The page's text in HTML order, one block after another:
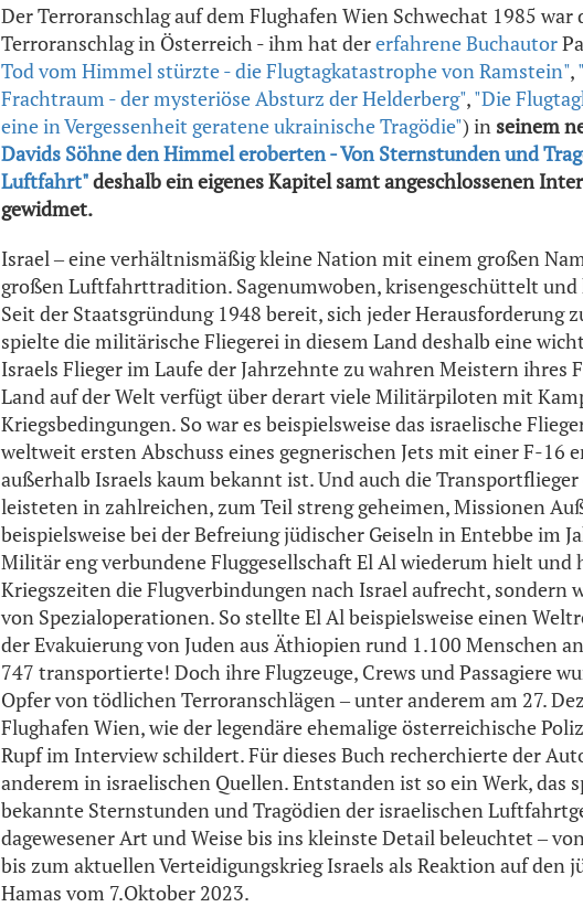
Der Terroranschlag auf dem Flughafen Wien Schwechat 1985 war
Terroranschlag in Österreich - ihm hat dererfahrene Buchautor
Tod vom Himmel stürzte - die Flugtagkatastrophe von Ramstein",
Frachtraum - der mysteriöse Absturz der Helderberg","Die
eine in Vergessenheit geratene ukrainische Tragödie") in seinem
Davids Söhne den Himmel eroberten - Von Sternstunden und
Luftfahrt"deshalb ein eigenes Kapitel samt angeschlossenen
gewidmet.
Israel ‒ eine verhältnismäßig kleine Nation mit einem großen
großen Luftfahrttradition. Sagenumwoben, krisengeschüttelt
Seit der Staatsgründung 1948 bereit, sich jeder Herausforderung
spielte die militärische Fliegerei in diesem Land deshalb eine
Israels Flieger im Laufe der Jahrzehnte zu wahren Meistern ihres
Land auf der Welt verfügt über derart viele Militärpiloten mit
Kriegsbedingungen. So war es beispielsweise das israelische
weltweit ersten Abschuss eines gegnerischen Jets mit einer F-16
außerhalb Israels kaum bekannt ist. Und auch die
leisteten in zahlreichen, zum Teil streng geheimen, Missionen
beispielsweise bei der Befreiung jüdischer Geiseln in Entebbe im
Militär eng verbundene Fluggesellschaft El Al wiederum hielt
Kriegszeiten die Flugverbindungen nach Israel aufrecht, sondern
von Spezialoperationen. So stellte El Al beispielsweise einen
der Evakuierung von Juden aus Äthiopien rund 1.100 Menschen
747 transportierte! Doch ihre Flugzeuge, Crews und Passagiere
Opfer von tödlichen Terroranschlägen ‒ unter anderem am 27.
Flughafen Wien, wie der legendäre ehemalige österreichische
Rupf im Interview schildert. Für dieses Buch recherchierte der
anderem in israelischen Quellen. Entstanden ist so ein Werk, das
bekannte Sternstunden und Tragödien der israelischen
dagewesener Art und Weise bis ins kleinste Detail beleuchtet ‒
bis zum aktuellen Verteidigungskrieg Israels als Reaktion auf den
Hamas vom 7.Oktober 2023.